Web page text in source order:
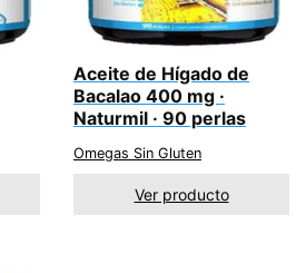
Aceite de Hígado de
Bacalao 400 mg ·
Naturmil · 90 perlas
Omegas Sin Gluten
Ver producto